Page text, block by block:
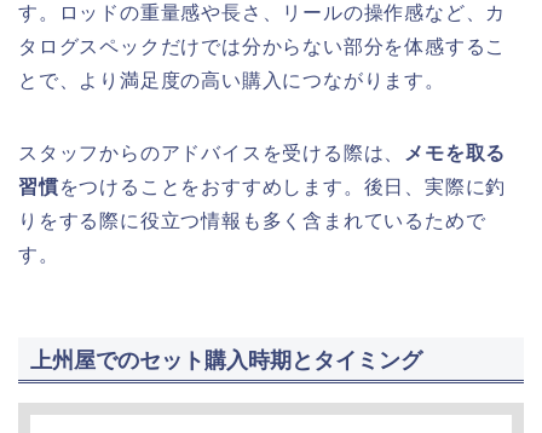
す。ロッドの重量感や長さ、リールの操作感など、カ
タログスペックだけでは分からない部分を体感するこ
とで、より満足度の高い購入につながります。
スタッフからのアドバイスを受ける際は、
メモを取る
習慣をつけることをおすすめします。後日、実際に釣
りをする際に役立つ情報も多く含まれているためで
す。
上州屋でのセット購入時期とタイミング